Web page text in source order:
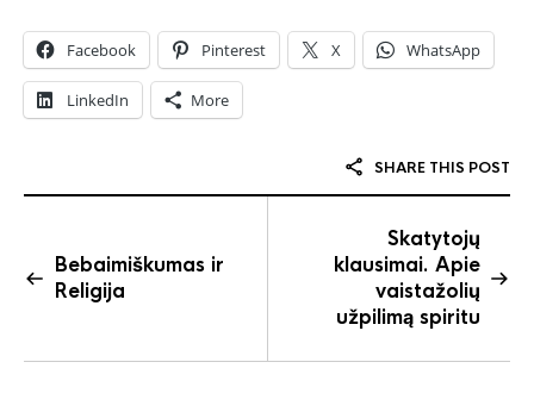
Facebook Pinterest X WhatsApp
LinkedIn More
SHARE THIS POST
Bebaimiškumas ir
Religija
Skatytojų
klausimai. Apie
vaistažolių
užpilimą spiritu